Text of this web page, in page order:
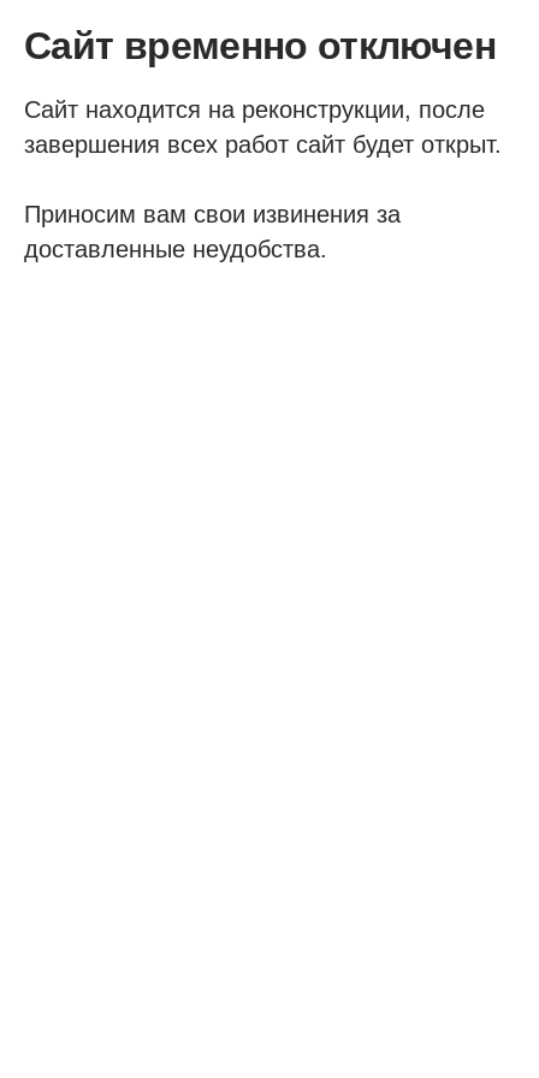
Сайт временно отключен
Сайт находится на реконструкции, после
завершения всех работ сайт будет открыт.
Приносим вам свои извинения за
доставленные неудобства.